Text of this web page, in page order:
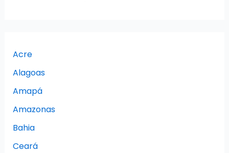
Acre
Alagoas
Amapá
Amazonas
Bahia
Ceará